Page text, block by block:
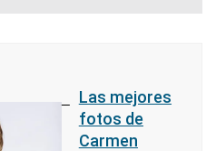
Las mejores
fotos de
Carmen